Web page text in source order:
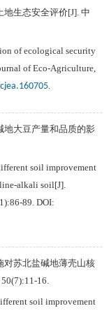
地生态安全评价[J].中
of ecological security
of Eco-Agriculture,
.
地大豆产量和品质的影
soil improvement
alkali soil[J].
89. DOI:
对苏北盐碱地薄壳山核
50(7):11-16.
soil improvement